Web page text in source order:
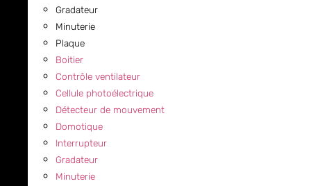
Gradateur
Minuterie
Plaque
Boitier
Contrôle ventilateur
Cellule photoélectrique
Détecteur de mouvement
Domotique
Interrupteur
Gradateur
Minuterie